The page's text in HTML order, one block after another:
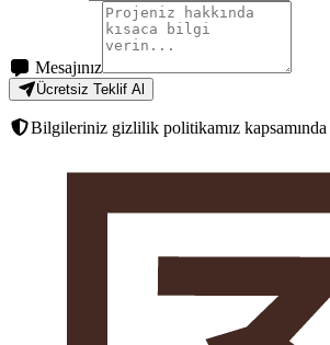
Mesajınız
Ücretsiz Teklif Al
Bilgileriniz gizlilik politikamız kapsamında